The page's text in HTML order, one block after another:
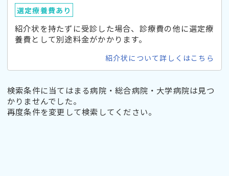
選定療養費あり
紹介状を持たずに受診した場合、診療費の他に選定療
養費として別途料金がかかります。
紹介状について詳しくはこちら
検索条件に当てはまる病院・総合病院・大学病院は見つ
かりませんでした。
再度条件を変更して検索してください。